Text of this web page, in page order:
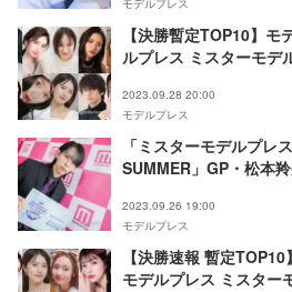
モデルプレス
【決勝暫定TOP10】
ルプレス ミスターモデ
2023.09.28 20:00
モデルプレス
「ミスターモデルプレ
SUMMER」GP・松本
2023.09.26 19:00
モデルプレス
【決勝速報 暫定
モデルプレス ミスター